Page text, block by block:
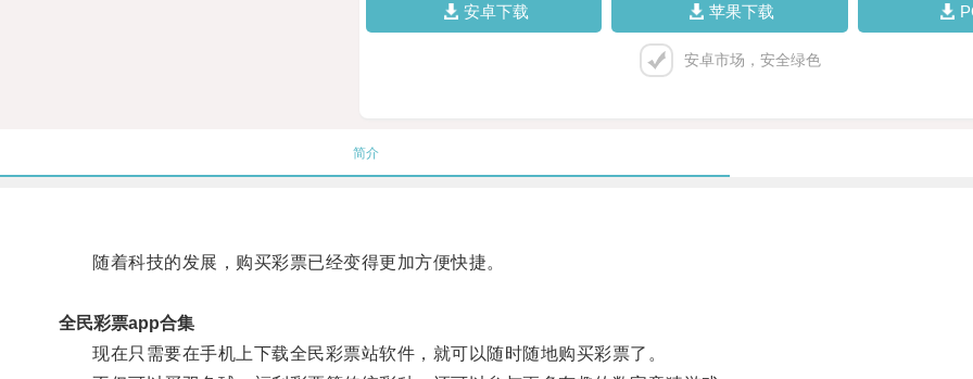
安卓下载 苹果下载
安卓市场，安全绿色
简介
随着科技的发展，购买彩票已经变得更加方便快捷。
全民彩票app合集
现在只需要在手机上下载全民彩票站软件，就可以随时随地购买彩票了。